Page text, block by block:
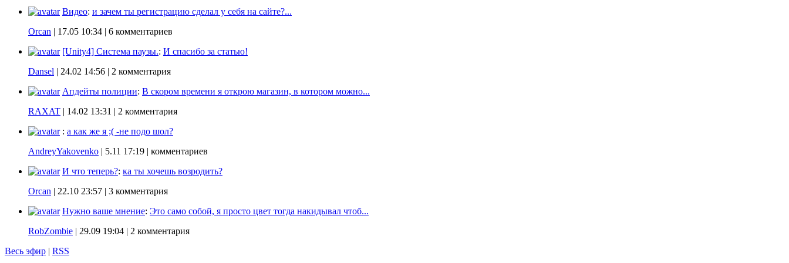
Видео: и зачем ты регистрацию сделал у себя на сайте?...
Orcan | 17.05 10:34 | 6 комментариев
[Unity4] Система паузы.: И спасибо за статью!
Dansel | 24.02 14:56 | 2 комментария
Апдейты полиции: В скором времени я открою магазин, в котором можно...
RAXAT | 14.02 13:31 | 2 комментария
: а как же я ;( -не подо шол?
AndreyYakovenko | 5.11 17:19 | комментариев
И что теперь?: ка ты хочешь возродить?
Orcan | 22.10 23:57 | 3 комментария
Нужно ваше мнение: Это само собой, я просто цвет тогда накидывал чтоб...
RobZombie | 29.09 19:04 | 2 комментария
Весь эфир | RSS